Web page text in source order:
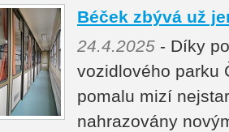
Béček zbývá už
24.4.2025 - Díky
vozidlového parku
pomalu mizí
nahrazovány